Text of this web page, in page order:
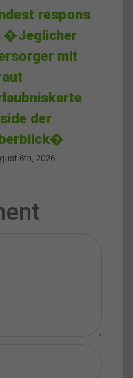
respons
�Jeglicher
mit
der
6th, 2026